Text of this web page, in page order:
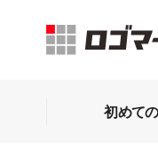
初めて